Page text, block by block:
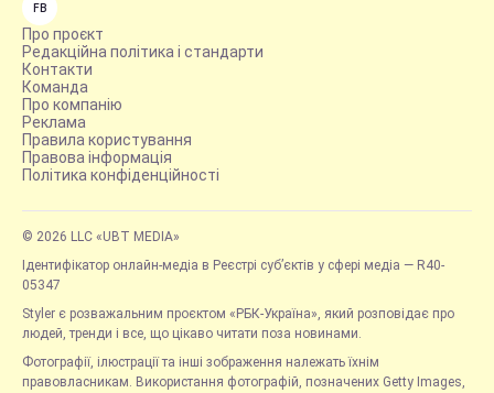
FB
Про проєкт
Редакційна політика і стандарти
Контакти
Команда
Про компанію
Реклама
Правила користування
Правова інформація
Політика конфіденційності
© 2026 LLC «UBT MEDIA»
Ідентифікатор онлайн-медіа в Реєстрі суб’єктів у сфері медіа — R40-
05347
Styler є розважальним проєктом «РБК-Україна», який розповідає про
людей, тренди і все, що цікаво читати поза новинами.
Фотографії, ілюстрації та інші зображення належать їхнім
правовласникам. Використання фотографій, позначених Getty Images,